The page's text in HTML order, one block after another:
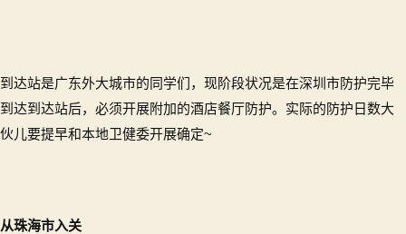
到达站是广东外大城市的同学们，现阶段状况是在深圳市防护完毕
到达到达站后，必须开展附加的酒店餐厅防护。实际的防护日数大
伙儿要提早和本地卫健委开展确定~
从珠海市入关